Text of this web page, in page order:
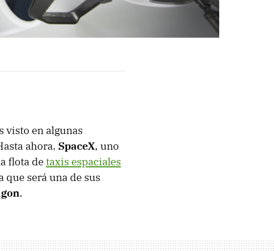
visto en algunas
ahora. SpaceX, uno
flota detaxis espaciales
será una de sus
.